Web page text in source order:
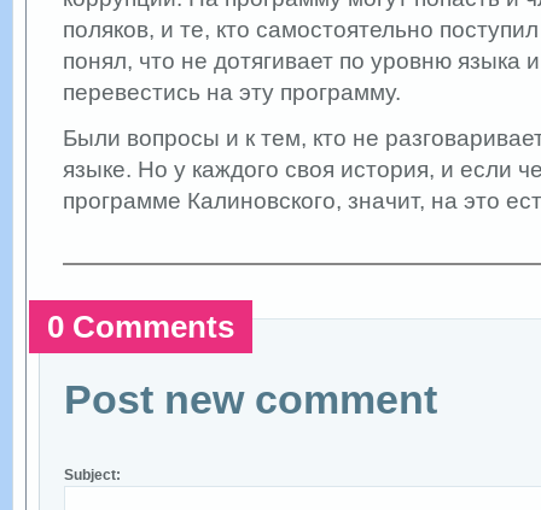
поляков, и те, кто самостоятельно
понял, что не дотягивает по уровню языка
перевестись на эту программу.
Были вопросы и к тем, кто не
языке. Но у каждого своя история, и если
программе Калиновского, значит, на это
0 Comments
Post new comment
Subject: